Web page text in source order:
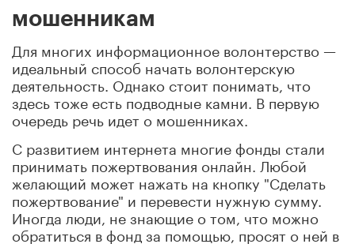
мошенникам
Для многих информационное волонтерство —
идеальный способ начать волонтерскую
деятельность. Однако стоит понимать, что
здесь тоже есть подводные камни. В первую
очередь речь идет о мошенниках.
С развитием интернета многие фонды стали
принимать пожертвования онлайн. Любой
желающий может нажать на кнопку "Сделать
пожертвование" и перевести нужную сумму.
Иногда люди, не знающие о том, что можно
обратиться в фонд за помощью, просят о ней в